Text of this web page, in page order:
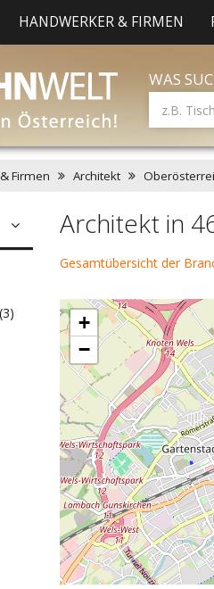
HANDWERKER & FIRMEN
WAS
Firmen Architekt
Architekt in
Gesamtübersicht der
+
−